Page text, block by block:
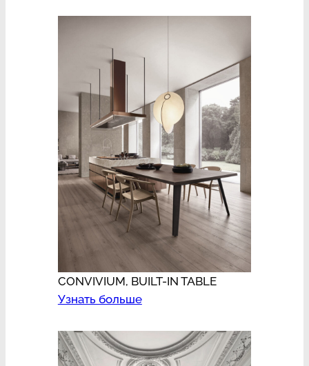
CONVIVIUM, BUILT-IN TABLE
Узнать больше